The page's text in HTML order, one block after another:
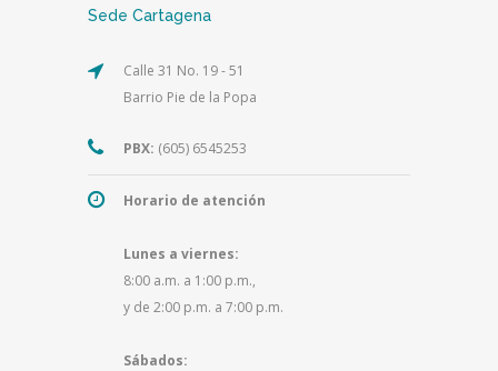
Sede Cartagena
Calle 31 No. 19 - 51
Barrio Pie de la Popa
PBX: (605) 6545253
Horario de atención
Lunes a viernes:
8:00 a.m. a 1:00 p.m.,
y de 2:00 p.m. a 7:00 p.m.
Sábados: